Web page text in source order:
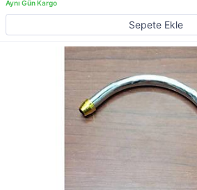
Sepete Ekle